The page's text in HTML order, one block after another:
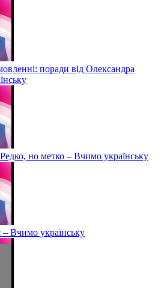
поради від Олександра
но метко – Вчимо українську
Вчимо українську